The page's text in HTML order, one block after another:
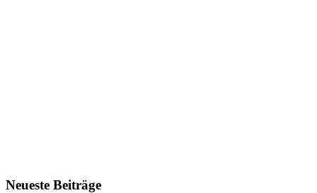
Neueste Beiträge